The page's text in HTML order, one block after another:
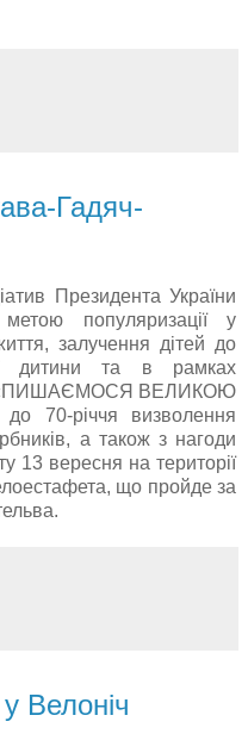
Гадяч-
Президента України
популяризації у
залучення дітей до
дитини та в рамках
«ПИШАЄМОСЯ ВЕЛИКОЮ
70-річчя визволення
а також з нагоди
13 вересня на території
що пройде за
Велоніч